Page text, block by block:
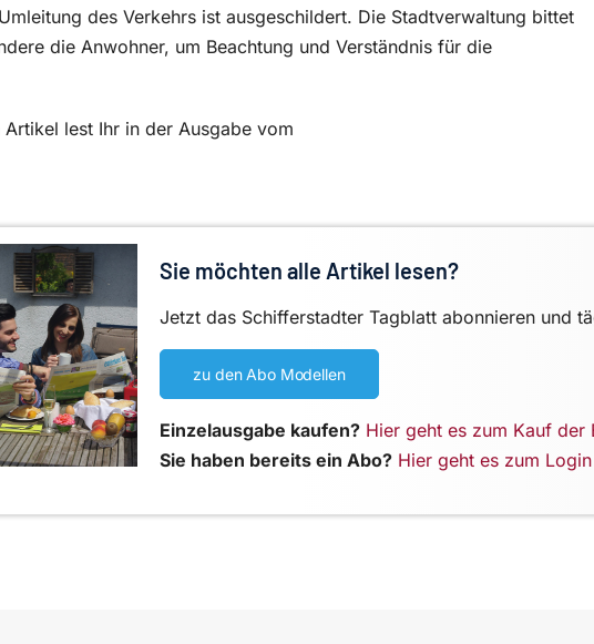
des Verkehrs ist ausgeschildert. Die Stadtverwaltung bittet
die Anwohner, um Beachtung und Verständnis für die
Artikel lest Ihr in der Ausgabe vom
Sie möchten alle Artikel lesen?
Jetzt das Schifferstadter Tagblatt abonnieren und
zu den Abo Modellen
Einzelausgabe kaufen? Hier geht es zum Kauf der
Sie haben bereits ein Abo? Hier geht es zum Login